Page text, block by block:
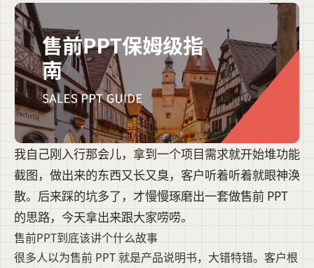
我自己刚入行那会儿，拿到一个项目需求就开始堆功能
截图，做出来的东西又长又臭，客户听着听着就眼神涣
散。后来踩的坑多了，才慢慢琢磨出一套做售前 PPT
的思路，今天拿出来跟大家唠唠。
售前PPT到底该讲个什么故事
很多人以为售前 PPT 就是产品说明书，大错特错。客户根